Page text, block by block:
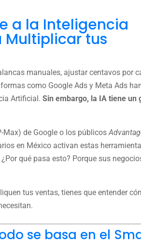
a la Inteligencia
Multiplicar tus
manuales, ajustar centavos por
como Google Ads y Meta Ads
Artificial.Sin embargo, la IA tiene un
Max) de Google o los públicos
en México activan estas
qué pasa esto? Porque sus
tus ventas, tienes que entender
se basa en el